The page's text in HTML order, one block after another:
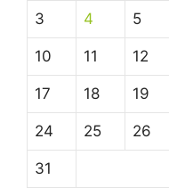
3 4 5
10 11 12
17 18 19
24 25 26
31